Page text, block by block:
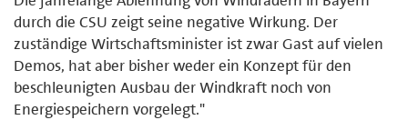
durch die CSU zeigt seine negative Wirkung. Der
zuständige Wirtschaftsminister ist zwar Gast auf vielen
Demos, hat aber bisher weder ein Konzept für den
beschleunigten Ausbau der Windkraft noch von
Energiespeichern vorgelegt."